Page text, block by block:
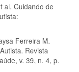
al. Cuidando de
Ferreira M.
Revista
v. 39, n. 4, p.